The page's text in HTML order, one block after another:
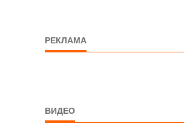
РЕКЛАМА
ВИДЕО